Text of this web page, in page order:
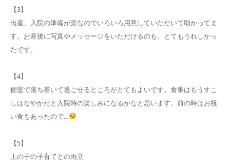
【3】
出産、入院の準備が楽なのでいろいろ用意していただいて助かってま
す。お産後に写真やメッセージをいただけるのも、とてもうれしかっ
たです。
【4】
個室で落ち着いて過ごせるところがとてもよいです。食事はもうすこ
しはなやかだと入院時の楽しみになるかなと思います。前の時はお祝
い食もあったので…
【5】
上の子の子育てとの両立